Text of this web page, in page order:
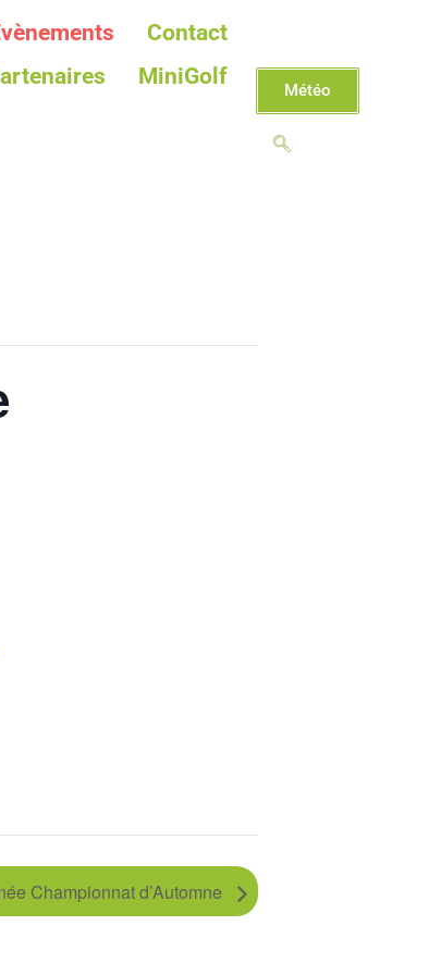
Contact
MiniGolf
Météo
Championnat d’Automne